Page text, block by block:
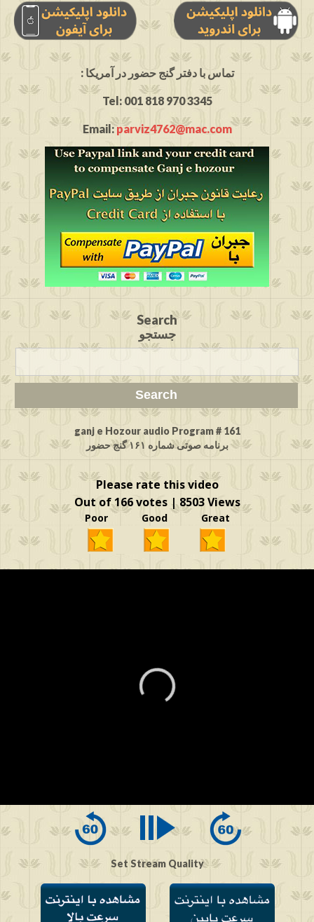
: تماس با دفتر گنج حضور در آمریکا
Tel: 001 818 970 3345
Email:parviz4762@mac.com
Search
جستجو
ganj e Hozour audio Program # 161
برنامه صوتی شماره ۱۶۱ گنج حضور
Please rate this video
Out of 166 votes | 8503 Views
Poor Good Great
of
Set Stream Quality